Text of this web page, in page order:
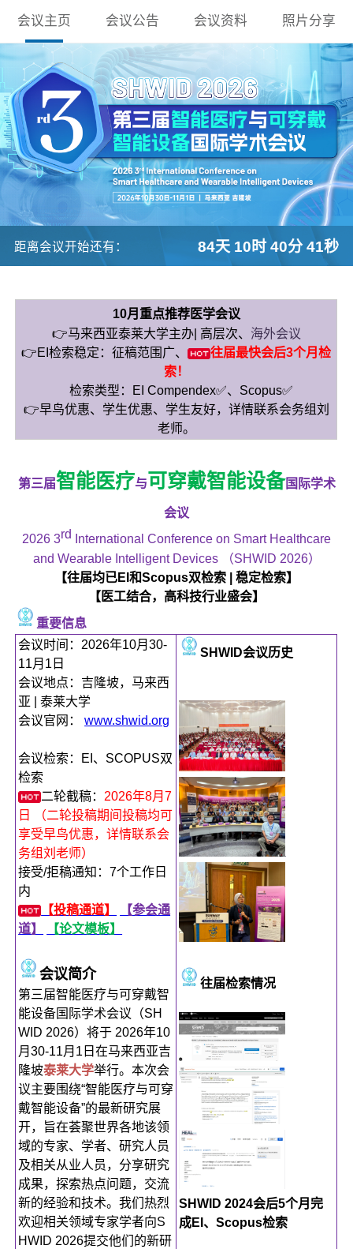
会议主页 会议公告 会议资料 照片分享
距离会议开始还有： 84天 10时 40分 40秒
10月重点推荐医学会议
👉马来西亚泰莱大学主办| 高层次、 海外会议
👉EI检索稳定：征稿范围广、
往届最快会后3个月检
索！
检索类型：EI Compendex✅、Scopus✅
👉早鸟优惠、学生优惠、学生友好，详情联系会务组刘
老师。
第三届智能医疗与可穿戴智能设备国际学术
会议
2026 3rd
International Conference on Smart Healthcare
and Wearable Intelligent Devices （SHWID 2026）
【往届均已EI和Scopus双检索 | 稳定检索】
【医工结合，高科技行业盛会】
重要信息
会议时间：2026年10月30-
11月1日
会议地点：吉隆坡，马来西
亚 | 泰莱大学
会议官网：www.shwid.org
会议检索：EI、SCOPUS双
检索
二轮截稿： 2026年8月7
日 （二轮投稿期间投稿均可
享受早鸟优惠，详情联系会
务组刘老师）
接受/拒稿通知：7个工作日
内
【投稿通道】
【参会通
道】
【论文模板】
会议简介
第三届智能医疗与可穿戴智
能设备国际学术会议（SH
WID 2026）将于 2026年10
月30-11月1日在马来西亚吉
隆坡泰莱大学举行。本次会
议主要围绕“智能医疗与可穿
戴智能设备”的最新研究展
开，旨在荟聚世界各地该领
域的专家、学者、研究人员
及相关从业人员，分享研究
成果，探索热点问题，交流
新的经验和技术。我们热烈
欢迎相关领域专家学者向S
HWID 2026提交他们的新研
SHWID会议历史
往届检索情况
SHWID 2024会后5个月完
成EI、Scopus检索